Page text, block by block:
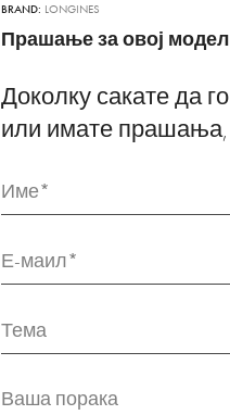
BRAND: LONGINES
Прашање за овој модел
Доколку сакате да
или имате